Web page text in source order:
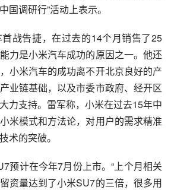
国调研行”活动上表示。
战告捷，在过去的14个月销售了25
力是小米汽车成功的原因之一。他还
小米汽车的成功离不开北京良好的产
业链基础，以及市委市政府、经开区
力支持。雷军称，小米在过去15年中
米模式和方法论，对用户的需求精准
术的突破。
预计在今年7月份上市。“上个月相关
资量达到了小米SU7的三倍，很多用